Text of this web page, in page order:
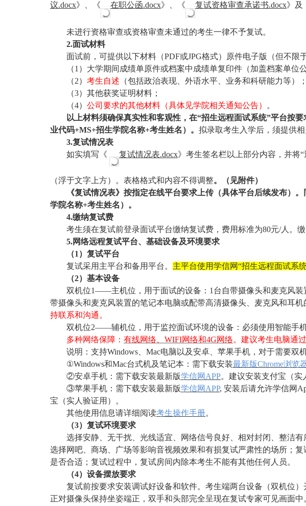
议.docx》、《 在职公函.docx》、《 复试资格审查承诺书.docx》及
未进行资格审查或资格审查未通过的考生一律不予复试。
2.面试材料
面试前，可提供以下材料（PDF或JPG格式）原件电子版（但不限
（1）大学期间成绩单原件或档案中成绩单复印件（加盖档案单位
（2） 考生自述 （包括政治表现、外语水平、业务和科研能力等）；
（3）其他获奖证明材料；
（4） 公司要求的其他材料（具体见学院相关通知公告）
。
以上材料须确保真实性和客观性，在“招生远程面试系统”平台按
业代码+MS+招生学院名称+考生姓名）。 拟录取考生入学后，须提供
3.复试情况表
如实填写《
复试情况表.docx》考生签名栏以上部分内容，并将
（浮于文字上方）。表格格式和内容不得调整。（见附件）
《复试情况表》按指定在线平台要求上传（具体平台后续发布）。
学院名称+考生姓名）。
4.缴纳复试费
考生须在复试前登录面试平台缴纳复试费，费用标准为80元/人。
5.网络远程复试平台、基础设备及环境要求
（1）复试平台
复试采用主平台和备用平台。 主平台使用学信网“招生远程面试系
（2）基本设备
双机位1——主机位，用于面试的设备：1台自带摄像头和麦克风装
带摄像头和麦克风装置的笔记本电脑或配带高清摄像头、麦克风和耳
持联系和沟通。
双机位2——辅机位，用于监控面试环境的设备：必须使用智能手机
多种网络保障： 有线网络、 WIFI网络和4G网络。建议考生电脑通
说明：支持Windows、Mac电脑以及安卓、苹果手机，对于需要双
①Windows和Mac台式机及笔记本：需下载安装最新版Chrome浏览
②安卓手机：需下载安装最新版学信网 APP。建议安装支付宝（实
③苹果手机：需下载安装最新版学信网 APP, 安装后请允许学信网
宝（实人验证用）。
其他使用信息请详细阅读考生操作手册。
（3）复试环境要求
选择安静、无干扰、光线适宜、网络信号良好、相对封闭、整洁
选择网吧、商场、广场等影响音视频效果和有损复试严肃性的场所；
是否合适；复试过程中，复试房间内除本考生不能有其他任何人员。
（4）设备摆放要求
复试前按要求安装调试好设备和软件。考生端两台设备（双机位
正对摄像头保持坐姿端正，双手和头部完全呈现在复试专家可见画面